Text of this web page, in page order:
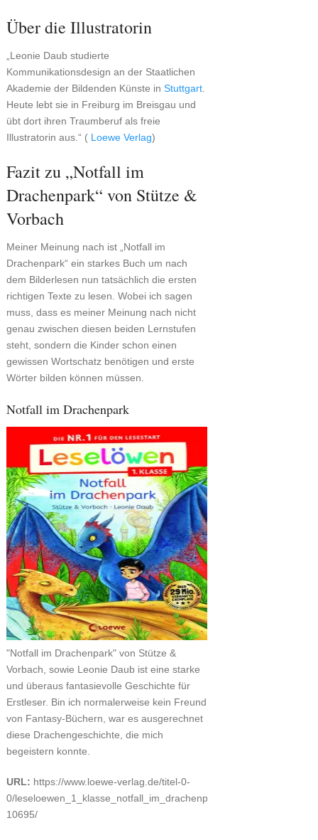
Über die Illustratorin
„Leonie Daub studierte
Kommunikationsdesign an der Staatlichen
Akademie der Bildenden Künste in Stuttgart.
Heute lebt sie in Freiburg im Breisgau und
übt dort ihren Traumberuf als freie
Illustratorin aus.“ ( Loewe Verlag)
Fazit zu „Notfall im
Drachenpark“ von Stütze &
Vorbach
Meiner Meinung nach ist „Notfall im
Drachenpark“ ein starkes Buch um nach
dem Bilderlesen nun tatsächlich die ersten
richtigen Texte zu lesen. Wobei ich sagen
muss, dass es meiner Meinung nach nicht
genau zwischen diesen beiden Lernstufen
steht, sondern die Kinder schon einen
gewissen Wortschatz benötigen und erste
Wörter bilden können müssen.
Notfall im Drachenpark
"Notfall im Drachenpark" von Stütze &
Vorbach, sowie Leonie Daub ist eine starke
und überaus fantasievolle Geschichte für
Erstleser. Bin ich normalerweise kein Freund
von Fantasy-Büchern, war es ausgerechnet
diese Drachengeschichte, die mich
begeistern konnte.
URL: https://www.loewe-verlag.de/titel-0-
0/leseloewen_1_klasse_notfall_im_drachenpark-
10695/